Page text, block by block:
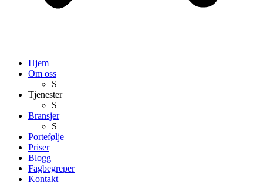
Hjem
Om oss
S
Tjenester
S
Bransjer
S
Portefølje
Priser
Blogg
Fagbegreper
Kontakt